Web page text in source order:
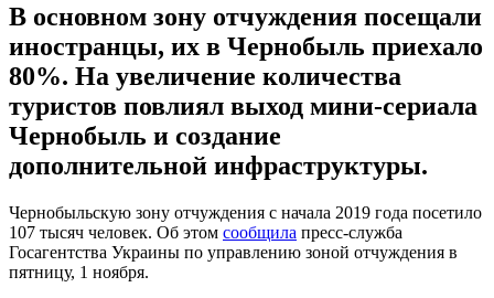
В основном зону отчуждения посещали
иностранцы, их в Чернобыль приехало
80%. На увеличение количества
туристов повлиял выход мини-сериала
Чернобыль и создание
дополнительной инфраструктуры.
Чернобыльскую зону отчуждения с начала 2019 года посетило
107 тысяч человек. Об этом сообщила пресс-служба
Госагентства Украины по управлению зоной отчуждения в
пятницу, 1 ноября.